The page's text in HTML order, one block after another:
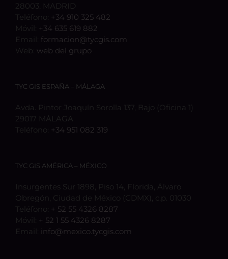
28003, MADRID
Teléfono: +34 910 325 482
Móvil: +34 635 619 882
Email: formacion@tycgis.com
Web: web del grupo
TYC GIS ESPAÑA – MÁLAGA
Avda. Pintor Joaquín Sorolla 137, Bajo (Oficina 1)
29017 MÁLAGA
Teléfono: +34 951 082 319
TYC GIS AMÉRICA – MÉXICO
Insurgentes Sur 1898, Piso 14, Florida, Álvaro
Obregón, Ciudad de México (CDMX), c.p. 01030
Teléfono: + 52 55 4326 8287
Móvil: + 52 1 55 4326 8287
Email: info@mexico.tycgis.com